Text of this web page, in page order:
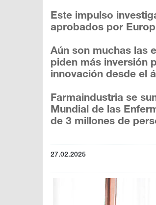
Este impulso
aprobados por
Aún son muchas las
piden más inversión
innovación desde el
Farmaindustria se
Mundial de las
de 3 millones de
27.02.2025